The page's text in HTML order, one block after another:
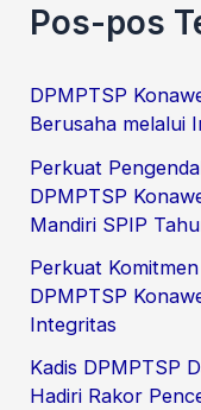
r
u
n
t
u
:
Pos-pos
DPMPTSP
Berusaha melalui
Perkuat
DPMPTSP
Mandiri SPIP
Perkuat
DPMPTSP
Integritas
Kadis DPMPTSP
Hadiri Rakor